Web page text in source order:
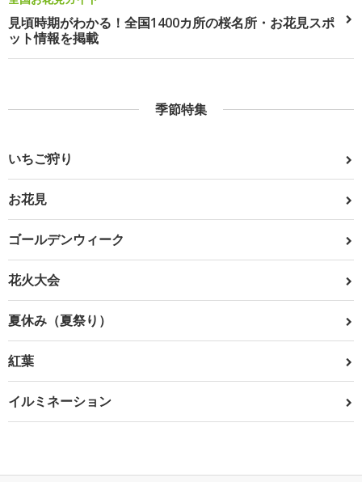
見頃時期がわかる！全国1400カ所の桜名所・お花見スポ
ット情報を掲載
季節特集
いちご狩り
お花見
ゴールデンウィーク
花火大会
夏休み（夏祭り）
紅葉
イルミネーション